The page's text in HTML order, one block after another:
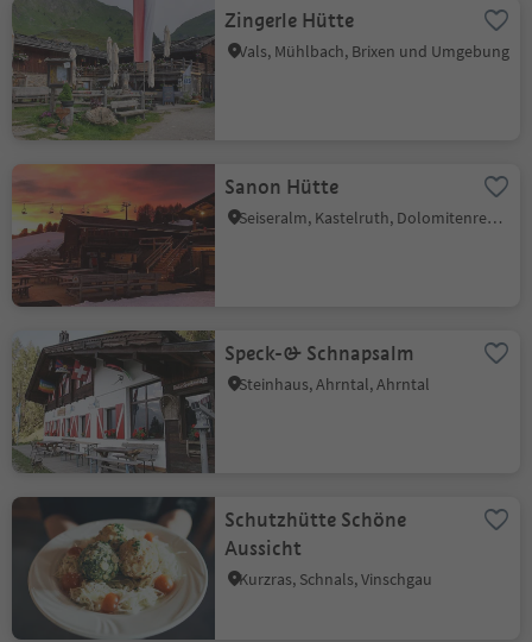
Zingerle Hütte
Vals, Mühlbach, Brixen und Umgebung
Sanon Hütte
Seiseralm, Kastelruth, Dolomitenregion Seiser Alm
Speck-& Schnapsalm
Steinhaus, Ahrntal, Ahrntal
Schutzhütte Schöne
Aussicht
Kurzras, Schnals, Vinschgau